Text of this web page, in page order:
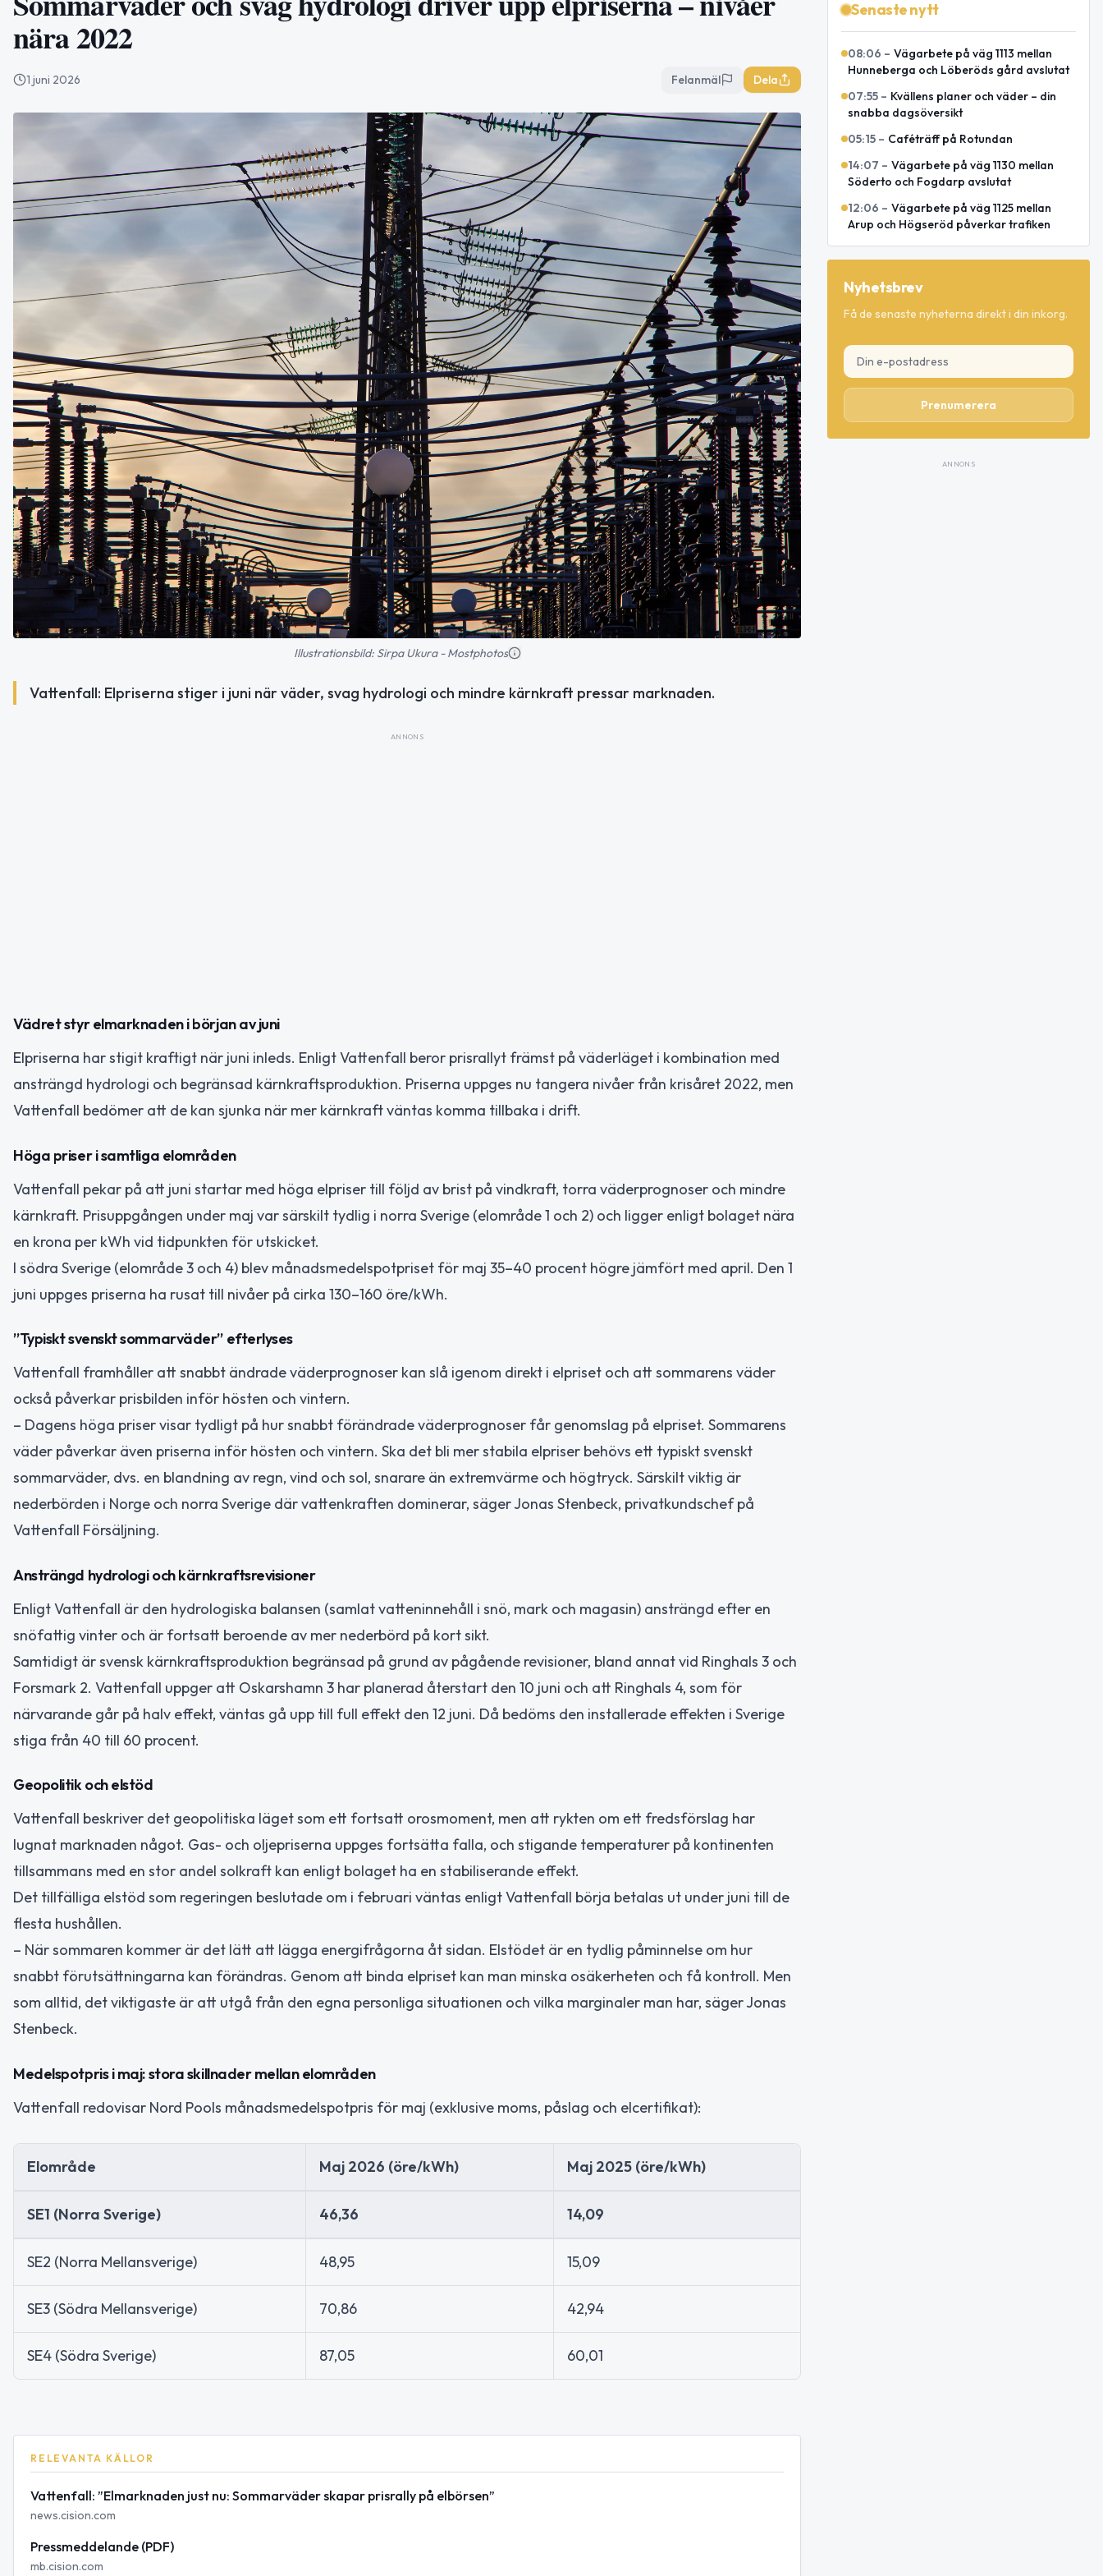
nära 2022
1 juni 2026 Felanmäl Dela
Illustrationsbild: Sirpa Ukura - Mostphotos
Vattenfall: Elpriserna stiger i juni när väder, svag hydrologi och mindre kärnkraft pressar marknaden.
ANNONS
Vädret styr elmarknaden i början av juni
Elpriserna har stigit kraftigt när juni inleds. Enligt Vattenfall beror prisrallyt främst på väderläget i kombination med
ansträngd hydrologi och begränsad kärnkraftsproduktion. Priserna uppges nu tangera nivåer från krisåret 2022, men
Vattenfall bedömer att de kan sjunka när mer kärnkraft väntas komma tillbaka i drift.
Höga priser i samtliga elområden
Vattenfall pekar på att juni startar med höga elpriser till följd av brist på vindkraft, torra väderprognoser och mindre
kärnkraft. Prisuppgången under maj var särskilt tydlig i norra Sverige (elområde 1 och 2) och ligger enligt bolaget nära
en krona per kWh vid tidpunkten för utskicket.
I södra Sverige (elområde 3 och 4) blev månadsmedelspotpriset för maj 35–40 procent högre jämfört med april. Den 1
juni uppges priserna ha rusat till nivåer på cirka 130–160 öre/kWh.
”Typiskt svenskt sommarväder” efterlyses
Vattenfall framhåller att snabbt ändrade väderprognoser kan slå igenom direkt i elpriset och att sommarens väder
också påverkar prisbilden inför hösten och vintern.
– Dagens höga priser visar tydligt på hur snabbt förändrade väderprognoser får genomslag på elpriset. Sommarens
väder påverkar även priserna inför hösten och vintern. Ska det bli mer stabila elpriser behövs ett typiskt svenskt
sommarväder, dvs. en blandning av regn, vind och sol, snarare än extremvärme och högtryck. Särskilt viktig är
nederbörden i Norge och norra Sverige där vattenkraften dominerar, säger Jonas Stenbeck, privatkundschef på
Vattenfall Försäljning.
Ansträngd hydrologi och kärnkraftsrevisioner
Enligt Vattenfall är den hydrologiska balansen (samlat vatteninnehåll i snö, mark och magasin) ansträngd efter en
snöfattig vinter och är fortsatt beroende av mer nederbörd på kort sikt.
Samtidigt är svensk kärnkraftsproduktion begränsad på grund av pågående revisioner, bland annat vid Ringhals 3 och
Forsmark 2. Vattenfall uppger att Oskarshamn 3 har planerad återstart den 10 juni och att Ringhals 4, som för
närvarande går på halv effekt, väntas gå upp till full effekt den 12 juni. Då bedöms den installerade effekten i Sverige
stiga från 40 till 60 procent.
Geopolitik och elstöd
Vattenfall beskriver det geopolitiska läget som ett fortsatt orosmoment, men att rykten om ett fredsförslag har
lugnat marknaden något. Gas- och oljepriserna uppges fortsätta falla, och stigande temperaturer på kontinenten
tillsammans med en stor andel solkraft kan enligt bolaget ha en stabiliserande effekt.
Det tillfälliga elstöd som regeringen beslutade om i februari väntas enligt Vattenfall börja betalas ut under juni till de
flesta hushållen.
– När sommaren kommer är det lätt att lägga energifrågorna åt sidan. Elstödet är en tydlig påminnelse om hur
snabbt förutsättningarna kan förändras. Genom att binda elpriset kan man minska osäkerheten och få kontroll. Men
som alltid, det viktigaste är att utgå från den egna personliga situationen och vilka marginaler man har, säger Jonas
Stenbeck.
Medelspotpris i maj: stora skillnader mellan elområden
Vattenfall redovisar Nord Pools månadsmedelspotpris för maj (exklusive moms, påslag och elcertifikat):
Elområde Maj 2026 (öre/kWh) Maj 2025 (öre/kWh)
SE1 (Norra Sverige) 46,36 14,09
SE2 (Norra Mellansverige) 48,95 15,09
SE3 (Södra Mellansverige) 70,86 42,94
SE4 (Södra Sverige) 87,05 60,01
RELEVANTA KÄLLOR
Vattenfall: ”Elmarknaden just nu: Sommarväder skapar prisrally på elbörsen”
news.cision.com
Pressmeddelande (PDF)
mb.cision.com
Senaste nytt
08:06 – Vägarbete på väg 1113 mellan
Hunneberga och Löberöds gård avslutat
07:55 – Kvällens planer och väder – din
snabba dagsöversikt
05:15 – Caféträff på Rotundan
14:07 – Vägarbete på väg 1130 mellan
Söderto och Fogdarp avslutat
12:06 – Vägarbete på väg 1125 mellan
Arup och Högseröd påverkar trafiken
Nyhetsbrev
Få de senaste nyheterna direkt i din inkorg.
Prenumerera
ANNONS